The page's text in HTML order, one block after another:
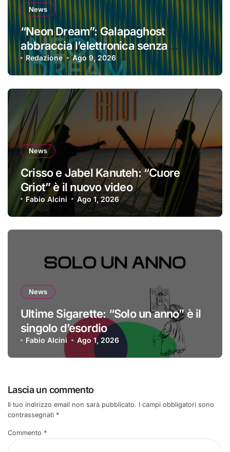
News
“Neon Dream”: Galapaghost
abbraccia l’elettronica senza
perdere la propria identità
Redazione Ago 9, 2026
News
Crisso e Jabel Kanuteh: “Cuore
Griot” è il nuovo video
Fabio Alcini Ago 1, 2026
News
Ultime Sigarette: “Solo un anno” è il
singolo d’esordio
Fabio Alcini Ago 1, 2026
Lascia un commento
Il tuo indirizzo email non sarà pubblicato. I campi obbligatori sono
contrassegnati *
Commento *